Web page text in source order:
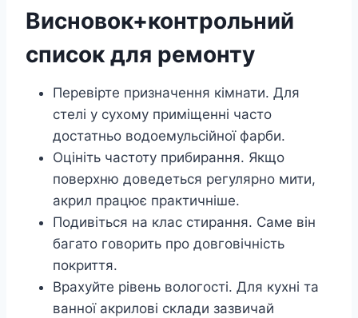
Висновок+контрольний
список для ремонту
Перевірте призначення кімнати. Для
стелі у сухому приміщенні часто
достатньо водоемульсійної фарби.
Оцініть частоту прибирання. Якщо
поверхню доведеться регулярно мити,
акрил працює практичніше.
Подивіться на клас стирання. Саме він
багато говорить про довговічність
покриття.
Врахуйте рівень вологості. Для кухні та
ванної акрилові склади зазвичай